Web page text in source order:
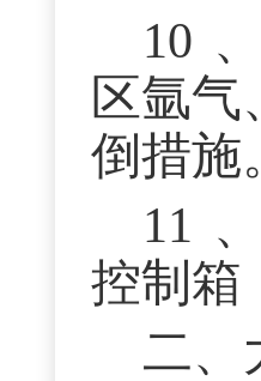
10
区氩
倒措施
11
控制箱
二、